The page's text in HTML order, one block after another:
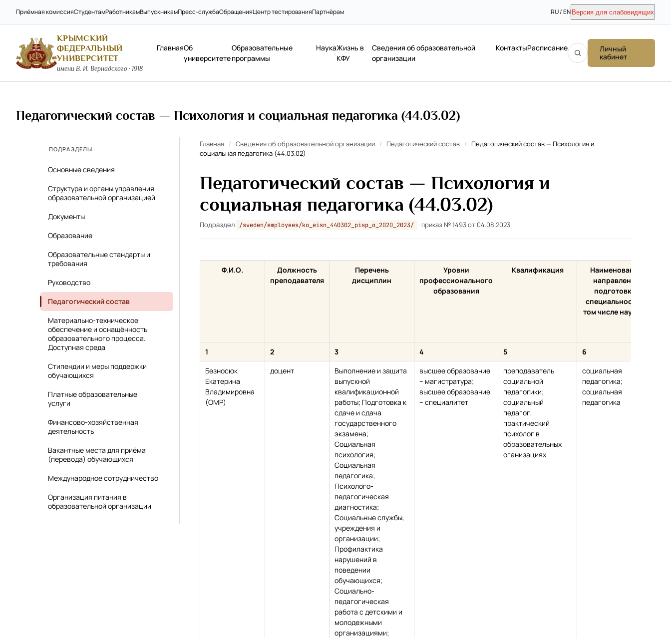
Приёмная комиссияСтудентамРаботникамВыпускникамПресс-службаОбращенияЦентр тестированияПартнёрам RU / EN Версия для слабовидящих
КРЫМСКИЙ
ФЕДЕРАЛЬНЫЙ
УНИВЕРСИТЕТ
имени В. И. Вернадского · 1918
ГлавнаяОб
университете
Образовательные
программы
НаукаЖизнь в
КФУ
Сведения об образовательной
организации
КонтактыРасписание
Личный
кабинет
Педагогический состав — Психология и социальная педагогика (44.03.02)
ПОДРАЗДЕЛЫ
Основные сведения
Структура и органы управления
образовательной организацией
Документы
Образование
Образовательные стандарты и
требования
Руководство
Педагогический состав
Материально-техническое
обеспечение и оснащённость
образовательного процесса.
Доступная среда
Стипендии и меры поддержки
обучающихся
Платные образовательные
услуги
Финансово-хозяйственная
деятельность
Вакантные места для приёма
(перевода) обучающихся
Международное сотрудничество
Организация питания в
образовательной организации
Главная / Сведения об образовательной организации / Педагогический состав / Педагогический состав — Психология и
социальная педагогика (44.03.02)
Педагогический состав — Психология и
социальная педагогика (44.03.02)
Подраздел /sveden/employees/ko_eisn_440302_pisp_o_2020_2023/ · приказ № 1493 от 04.08.2023
Ф.И.О.
Должность
преподавателя
Перечень
дисциплин
Уровни
профессионального
образования
Квалификация
Наименование
направления
подготовки/
специальности, в
том числе научной
1 2 3 4 5 6
Безносюк
Екатерина
Владимировна
(ОМР)
доцент
Выполнение и защита
выпускной
квалификационной
работы; Подготовка к
сдаче и сдача
государственного
экзамена;
Социальная
психология;
Социальная
педагогика;
Психолого-
педагогическая
диагностика;
Социальные службы,
учреждения и
организации;
Профилактика
нарушений в
поведении
обучающихся;
Социально-
педагогическая
работа с детскими и
молодежными
организациями;
высшее образование
– магистратура;
высшее образование
– специалитет
преподаватель
социальной
педагогики;
социальный
педагог,
практический
психолог в
образовательных
оганизациях
социальная
педагогика;
социальная
педагогика